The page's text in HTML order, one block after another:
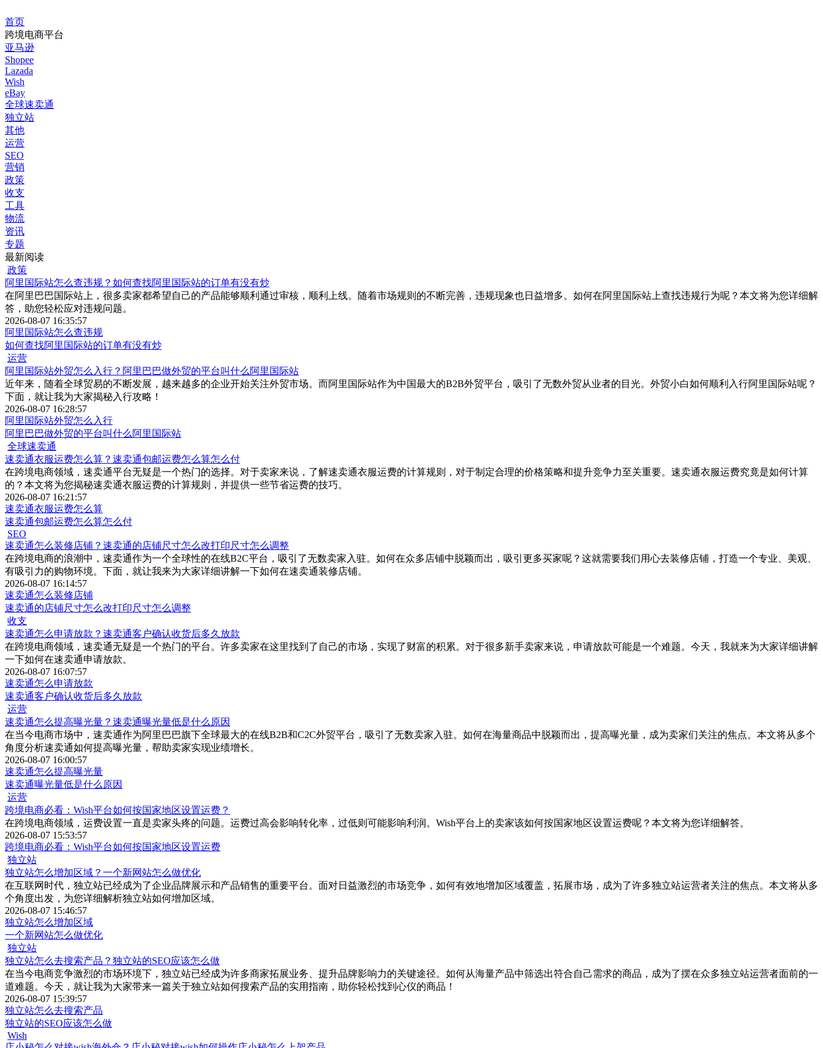
首页
跨境电商平台
亚马逊
Shopee
Lazada
Wish
eBay
全球速卖通
独立站
其他
运营
SEO
营销
政策
收支
工具
物流
资讯
专题
最新阅读
政策
阿里国际站怎么查违规？如何查找阿里国际站的订单有没有炒
在阿里巴巴国际站上，很多卖家都希望自己的产品能够顺利通过审核，顺利上线。随着市场规则的不断完善，违规现象也日益增多。如何在阿里国际站上查找违规行为呢？本文将为您详细解
答，助您轻松应对违规问题。
2026-08-07 16:35:57
阿里国际站怎么查违规
如何查找阿里国际站的订单有没有炒
运营
阿里国际站外贸怎么入行？阿里巴巴做外贸的平台叫什么阿里国际站
近年来，随着全球贸易的不断发展，越来越多的企业开始关注外贸市场。而阿里国际站作为中国最大的B2B外贸平台，吸引了无数外贸从业者的目光。外贸小白如何顺利入行阿里国际站呢？
下面，就让我为大家揭秘入行攻略！
2026-08-07 16:28:57
阿里国际站外贸怎么入行
阿里巴巴做外贸的平台叫什么阿里国际站
全球速卖通
速卖通衣服运费怎么算？速卖通包邮运费怎么算怎么付
在跨境电商领域，速卖通平台无疑是一个热门的选择。对于卖家来说，了解速卖通衣服运费的计算规则，对于制定合理的价格策略和提升竞争力至关重要。速卖通衣服运费究竟是如何计算
的？本文将为您揭秘速卖通衣服运费的计算规则，并提供一些节省运费的技巧。
2026-08-07 16:21:57
速卖通衣服运费怎么算
速卖通包邮运费怎么算怎么付
SEO
速卖通怎么装修店铺？速卖通的店铺尺寸怎么改打印尺寸怎么调整
在跨境电商的浪潮中，速卖通作为一个全球性的在线B2C平台，吸引了无数卖家入驻。如何在众多店铺中脱颖而出，吸引更多买家呢？这就需要我们用心去装修店铺，打造一个专业、美观、
有吸引力的购物环境。下面，就让我来为大家详细讲解一下如何在速卖通装修店铺。
2026-08-07 16:14:57
速卖通怎么装修店铺
速卖通的店铺尺寸怎么改打印尺寸怎么调整
收支
速卖通怎么申请放款？速卖通客户确认收货后多久放款
在跨境电商领域，速卖通无疑是一个热门的平台。许多卖家在这里找到了自己的市场，实现了财富的积累。对于很多新手卖家来说，申请放款可能是一个难题。今天，我就来为大家详细讲解
一下如何在速卖通申请放款。
2026-08-07 16:07:57
速卖通怎么申请放款
速卖通客户确认收货后多久放款
运营
速卖通怎么提高曝光量？速卖通曝光量低是什么原因
在当今电商市场中，速卖通作为阿里巴巴旗下全球最大的在线B2B和C2C外贸平台，吸引了无数卖家入驻。如何在海量商品中脱颖而出，提高曝光量，成为卖家们关注的焦点。本文将从多个
角度分析速卖通如何提高曝光量，帮助卖家实现业绩增长。
2026-08-07 16:00:57
速卖通怎么提高曝光量
速卖通曝光量低是什么原因
运营
跨境电商必看：Wish平台如何按国家地区设置运费？
在跨境电商领域，运费设置一直是卖家头疼的问题。运费过高会影响转化率，过低则可能影响利润。Wish平台上的卖家该如何按国家地区设置运费呢？本文将为您详细解答。
2026-08-07 15:53:57
跨境电商必看：Wish平台如何按国家地区设置运费
独立站
独立站怎么增加区域？一个新网站怎么做优化
在互联网时代，独立站已经成为了企业品牌展示和产品销售的重要平台。面对日益激烈的市场竞争，如何有效地增加区域覆盖，拓展市场，成为了许多独立站运营者关注的焦点。本文将从多
个角度出发，为您详细解析独立站如何增加区域。
2026-08-07 15:46:57
独立站怎么增加区域
一个新网站怎么做优化
独立站
独立站怎么去搜索产品？独立站的SEO应该怎么做
在当今电商竞争激烈的市场环境下，独立站已经成为许多商家拓展业务、提升品牌影响力的关键途径。如何从海量产品中筛选出符合自己需求的商品，成为了摆在众多独立站运营者面前的一
道难题。今天，就让我为大家带来一篇关于独立站如何搜索产品的实用指南，助你轻松找到心仪的商品！
2026-08-07 15:39:57
独立站怎么去搜索产品
独立站的SEO应该怎么做
Wish